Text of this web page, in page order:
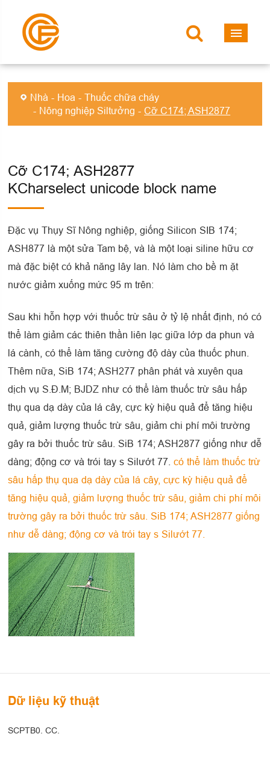
Nhà Hoa
Thuốc chữa cháy
Nông nghiệp Siltưởng
Cỡ C174; ASH2877
Cỡ C174; ASH2877
KCharselect unicode block name
Đặc vụ Thụy Sĩ Nông nghiệp, giống Silicon SIB 174;
ASH877 là một sửa Tam bệ, và là một loại siline hữu cơ
mà đặc biệt có khả năng lây lan. Nó làm cho bề m ặt
nước giảm xuống mức 95 m trên:
Sau khi hỗn hợp với thuốc trừ sâu ở tỷ lệ nhất định, nó có
thể làm giảm các thiên thần liên lạc giữa lớp da phun và
lá cành, có thể làm tăng cường độ dày của thuốc phun.
Thêm nữa, SiB 174; ASH277 phân phát và xuyên qua
dịch vụ S.Đ.M; BJDZ như có thể làm thuốc trừ sâu hấp
thụ qua dạ dày của lá cây, cực kỳ hiệu quả để tăng hiệu
quả, giảm lượng thuốc trừ sâu, giảm chi phí môi trường
gây ra bởi thuốc trừ sâu. SiB 174; ASH2877 giống như dễ
dàng; động cơ và trói tay s Silướt 77.có thể làm thuốc trừ
sâu hấp thụ qua dạ dày của lá cây, cực kỳ hiệu quả để
tăng hiệu quả, giảm lượng thuốc trừ sâu, giảm chi phí môi
trường gây ra bởi thuốc trừ sâu. SiB 174; ASH2877 giống
như dễ dàng; động cơ và trói tay s Silướt 77.
Dữ liệu kỹ thuật
SCPTB0. CC.